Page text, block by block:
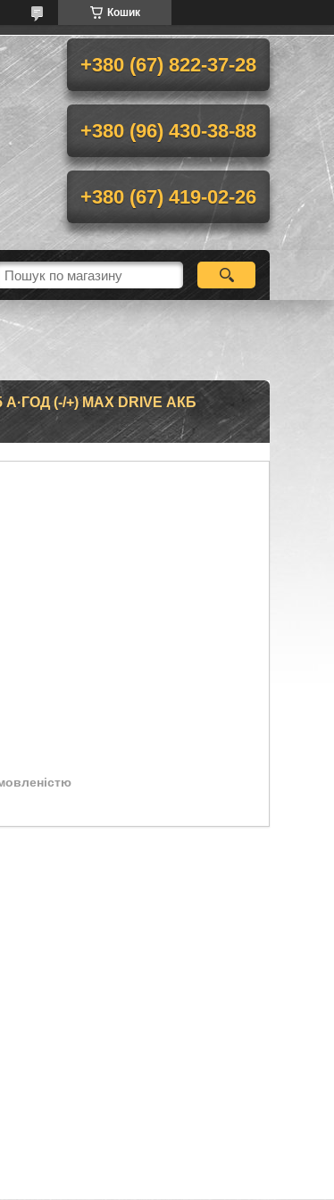
Кошик
+380 (67) 822-37-28
+380 (96) 430-38-88
+380 (67) 419-02-26
(-/+) MAX DRIVE АКБ